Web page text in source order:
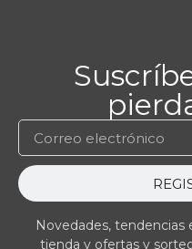
Novedades, tendencias
tienda y ofertas y